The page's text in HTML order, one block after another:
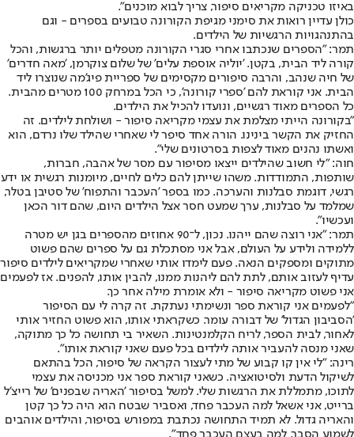
באיזו טכניקה מקריאים סיפור, צריך לבוא מוכנים".
כולן עדיין רואות את סימני מגיפת הקורונה טבועים בספרים - וגם
בהתנהגויות הרגשיות של הילדים.
תמר: "הספרים שנכתבו אחרי סגרי הקורונה מטפלים יותר ברגשות, והכל
קורה ליד הבית, בקטן. 'יוליה אוספת עלים' של שלום צוקרמן, 'מאה חדרים'
של חיה שנהב, והרבה סיפורים מקסימים של ספריית פיג'מה שנוצרו ליד
הבית. אני קוראת להם 'ספרי קורונה', כי הכל במרחק 100 מטרים מהבית.
כל הספרים מאוד רגשיים, ונועדו להכיל את הילדים.
"בקורונה הייתי מצלמת את עצמי מקריאה סיפור - ושולחת לילדים. זה
החזיק את הקשר בינינו. הורה אחד סיפר לי שאחרי שהילד שלו נרדם, הוא
ואשתו נהנים מאוד לצפות בסרטונים שלי".
חוה: "לי חשוב שהילדים ייצאו מסיפור עם מסר של אהבה, חברות,
שותפות, התמודדות. משהו שייתן להם כלים לחיים, מיומנות רגשית או ידע
רגשי, דוגמת סבלנות והערכה. כמו בספר 'העכבר והתפוח' של סטיבן בטלר,
שמלמד על סבלנות, ערך שמעט חסר אצל הילדים היום, שהם דור הכאן
ועכשיו".
תמר: "אני רוצה שהם ייהנו. נכון, ל־90 אחוזים מהספרים בגן יש מטרה
ללמידה ולידע על העולם, אבל אני מסתכלת גם על ספרים שהם פשוט
מתוקים ומספקים הנאה. פעם לימדו אותי שאחרי שמקריאים לילדים סיפור
עדיף לעזוב אותם, לתת להם ליהנות ממנו, להבין אותו, להפנים. אז לפעמים
אני פשוט מקריאה סיפור - ולא אומרת מילה אחר כך.
"לפעמים אני קוראת ספר ונשימתי נעתקת. זה קרה לי עם הסיפור
'הסביבון הגדול' של דבורה עומר. כשקראתי אותו, הוא פשוט החזיר אותי
לאחור, לבית הספר, לריח הקלמנטינות. השאיר בי תחושה כל כך מתוקה,
שאני מנסה להעביר אותה לילדים בכל פעם שאני קוראת אותו".
רינה: "לי אין קו קבוע של מתי לעצור הקראה של סיפור, הכל בהתאם
לשיקול הדעת ולסיטואציה. כשאני קוראת ספר אני מכניסה את עצמי
לתוכו, מתמללת את הרגשות שלי. למשל בסיפור 'האריה שבפנים' של רייצ'ל
ברייט, אני אשאל למה העכבר פחד, ואסביר שבטח הוא היה כל כך קטן
והאריה גדול. לא תמיד התחושה נכתבת במפורש בסיפור, והילדים אוהבים